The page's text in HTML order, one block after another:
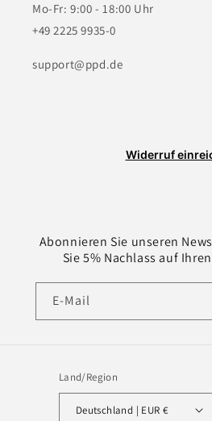
Mo-Fr: 9:00 - 18:00 Uhr
+49 2225 9935-0
support@ppd.de
Widerruf
Abonnieren Sie unseren
Sie 5% Nachlass auf
E-Mail
Land/Region
Deutschland | EUR €